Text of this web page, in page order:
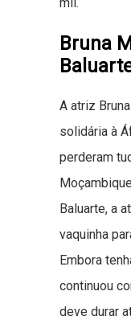
Bruna
A atriz
solidária à
perderam
Baluarte, a
vaquinha
Embora
continuou
deve durar